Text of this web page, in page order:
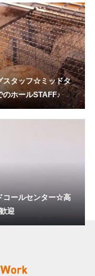
スタッフ☆ミッドタ
のホールSTAFF♪
コールセンター☆高
迎